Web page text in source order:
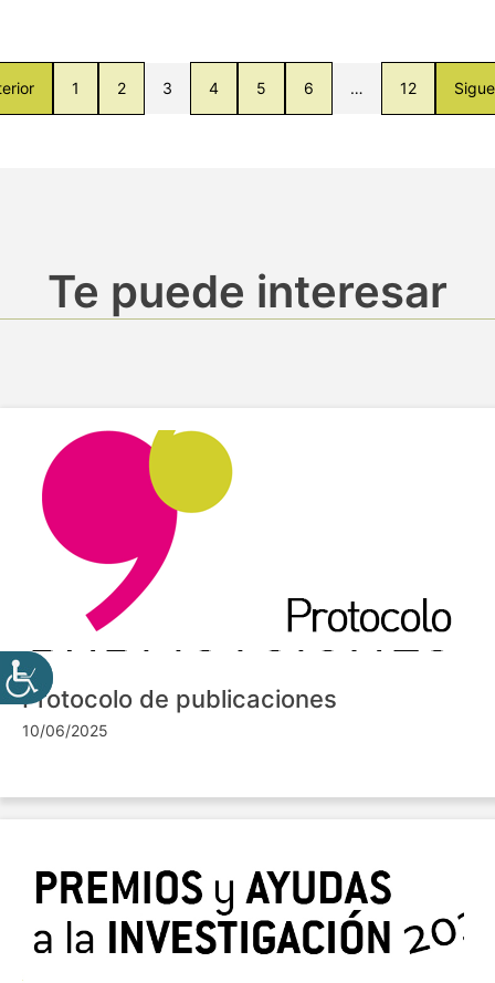
1 2 3 4 5 6 … 12
Te puede interesar
Protocolo de publicaciones
10/06/2025